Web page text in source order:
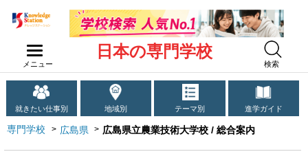
メニュー
日本の専門学校
検索
就きたい仕事別 地域別 テーマ別 進学ガイド
専門学校 広島県 広島県立農業技術大学校 / 総合案内